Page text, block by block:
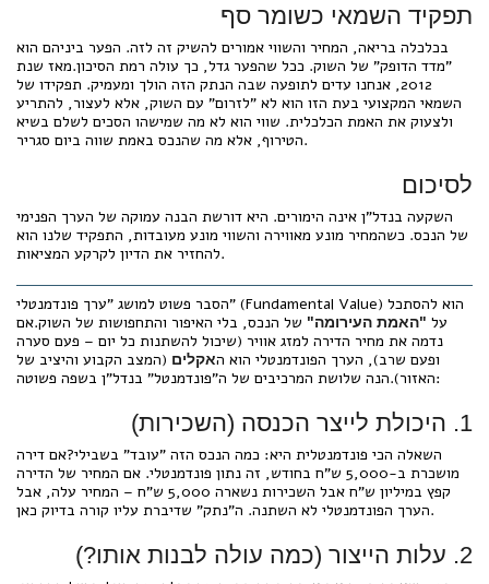
תפקיד השמאי כשומר סף
בכלכלה בריאה, המחיר והשווי אמורים להשיק זה לזה. הפער ביניהם הוא
"מדד הדופק" של השוק. ככל שהפער גדל, כך עולה רמת הסיכון.מאז שנת
2012, אנחנו עדים לתופעה שבה הנתק הזה הולך ומעמיק. תפקידו של
השמאי המקצועי בעת הזו הוא לא "לזרום" עם השוק, אלא לעצור, להתריע
ולצעוק את האמת הכלכלית. שווי הוא לא מה שמישהו הסכים לשלם בשיא
הטירוף, אלא מה שהנכס באמת שווה ביום סגריר.
לסיכום
השקעה בנדל"ן אינה הימורים. היא דורשת הבנה עמוקה של הערך הפנימי
של הנכס. כשהמחיר מונע מאווירה והשווי מונע מעובדות, התפקיד שלנו הוא
להחזיר את הדיון לקרקע המציאות.
הסבר פשוט למושג "ערך פונדמנטלי" (Fundamental Value) הוא להסתכל
על "האמת העירומה" של הנכס, בלי האיפור והתחפושות של השוק.אם
נדמה את מחיר הדירה למזג אוויר (שיכול להשתנות כל יום – פעם סערה
ופעם שרב), הערך הפונדמנטלי הוא האקלים (המצב הקבוע והיציב של
האזור).הנה שלושת המרכיבים של ה"פונדמנטל" בנדל"ן בשפה פשוטה:
1. היכולת לייצר הכנסה (השכירות)
השאלה הכי פונדמנטלית היא: כמה הנכס הזה "עובד" בשבילי?אם דירה
מושכרת ב-5,000 ש"ח בחודש, זה נתון פונדמנטלי. אם המחיר של הדירה
קפץ במיליון ש"ח אבל השכירות נשארה 5,000 ש"ח – המחיר עלה, אבל
הערך הפונדמנטלי לא השתנה. ה"נתק" שדיברת עליו קורה בדיוק כאן.
2. עלות הייצור (כמה עולה לבנות אותו?)